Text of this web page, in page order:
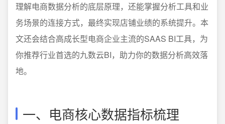
理解电商数据分析的底层原理，还能掌握分析工具和业
务场景的连接方式，最终实现店铺业绩的系统提升。本
文还会结合高成长型电商企业主流的SAAS BI工具，为
你推荐行业首选的九数云BI，助力你的数据分析高效落
地。
一、电商核心数据指标梳理